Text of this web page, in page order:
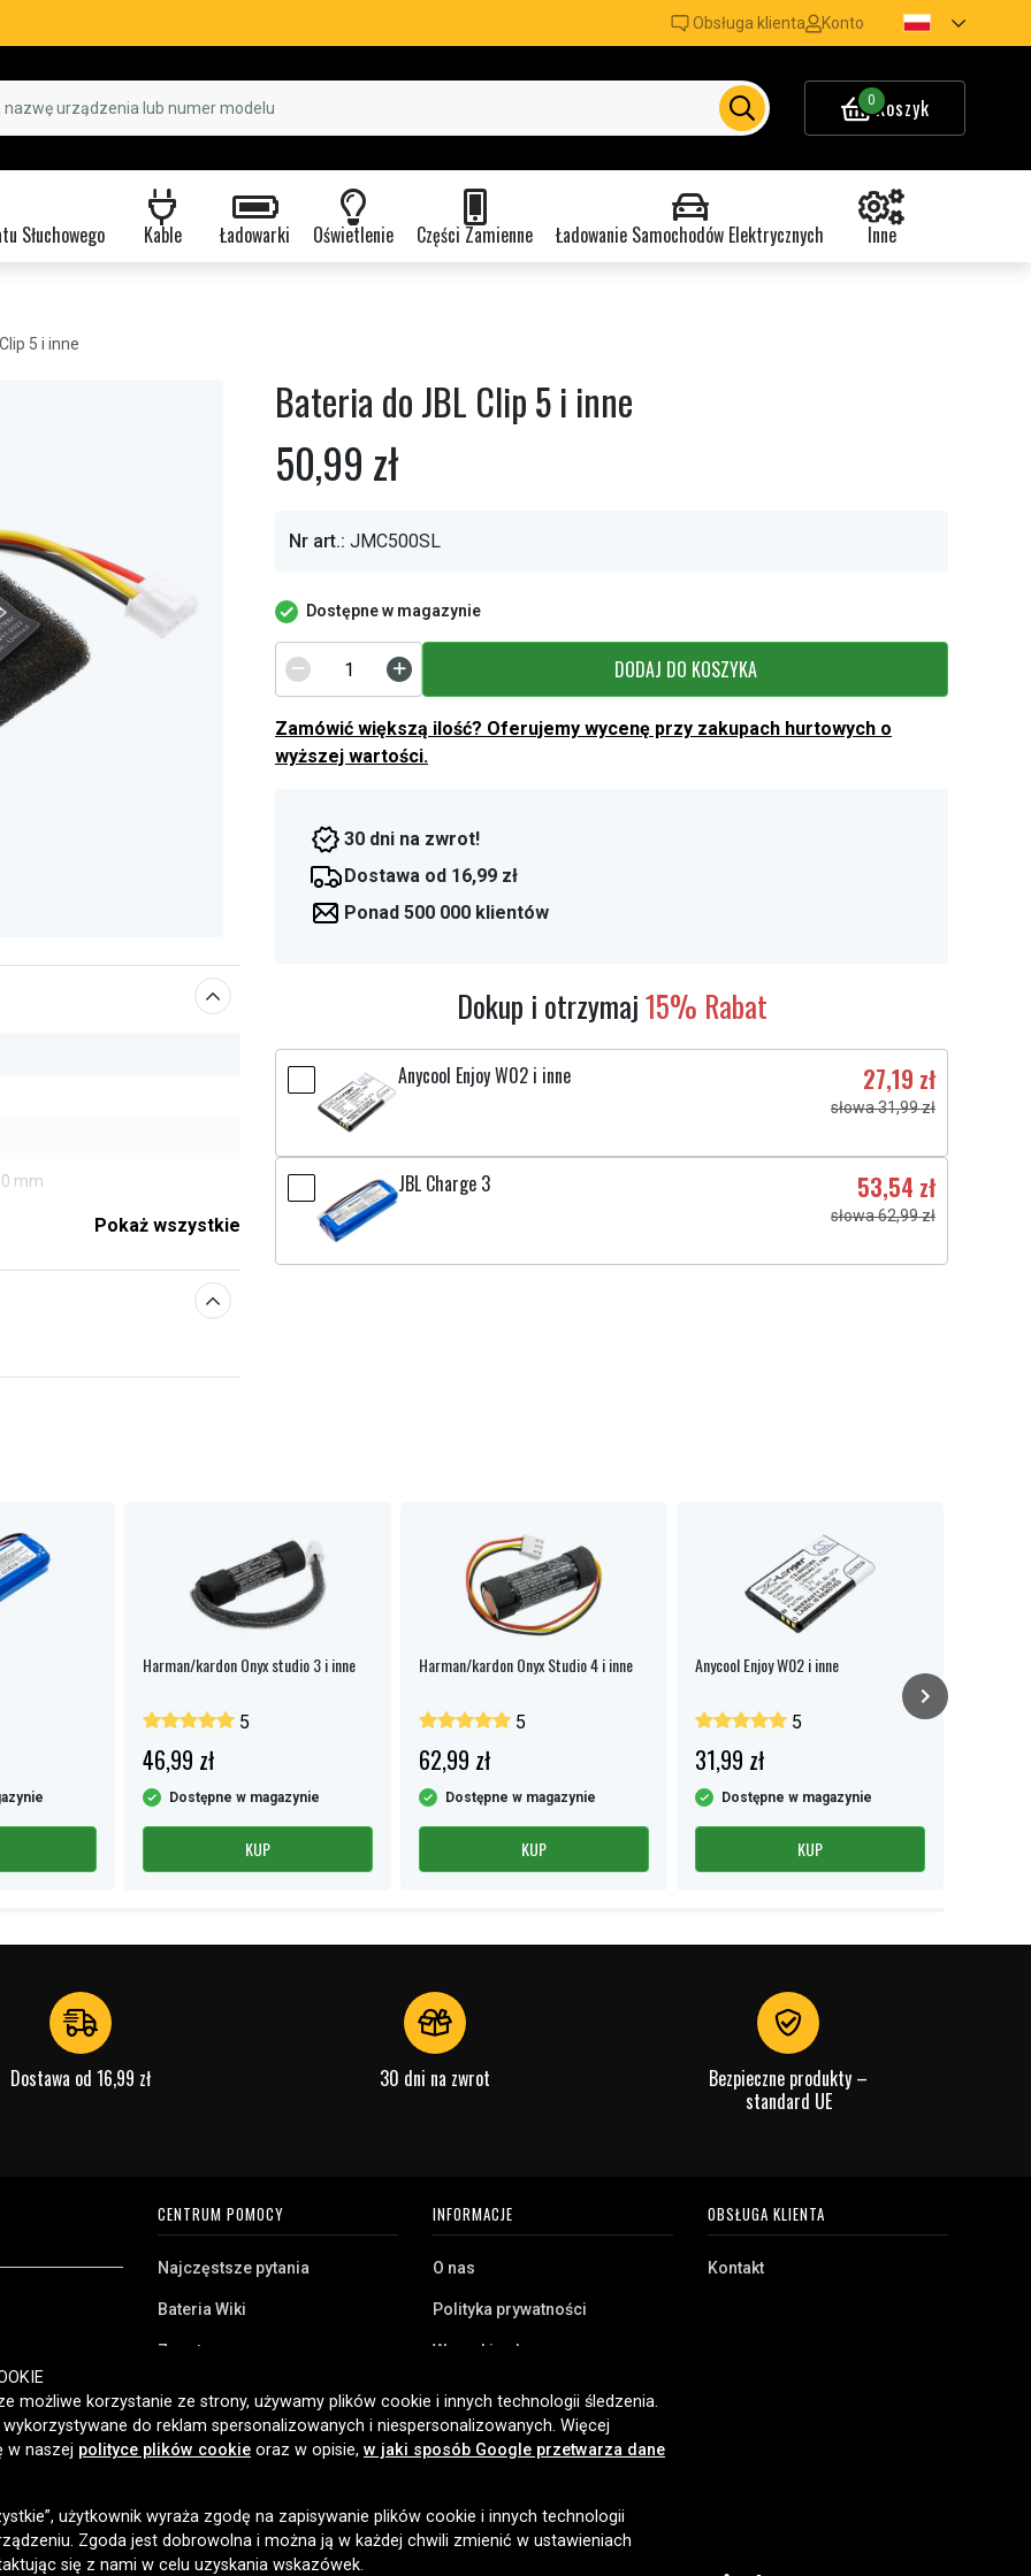
Obsługa klienta Konto
0Koszyk
Słuchowego Kable Ładowarki Oświetlenie Części Zamienne Ładowanie Samochodów Elektrycznych Inne
5 i inne
mm
Pokaż wszystkie
Bateria do JBL Clip 5 i inne
50,99 zł
Nr art.: JMC500SL
Dostępne w magazynie
DODAJ DO KOSZYKA
Zamówić większą ilość? Oferujemy wycenę przy zakupach hurtowych o
wyższej wartości.
30 dni na zwrot!
Dostawa od 16,99 zł
Ponad 500 000 klientów
Dokup i otrzymaj15% Rabat
Anycool Enjoy W02 i inne 27,19 zł
słowa 31,99 zł
JBL Charge 3 53,54 zł
słowa 62,99 zł
Harman/kardon Onyx studio 3 i inne
5
46,99 zł
Dostępne w magazynie
KUP
Harman/kardon Onyx Studio 4 i inne
5
62,99 zł
Dostępne w magazynie
KUP
Anycool Enjoy W02 i inne
5
31,99 zł
Dostępne w magazynie
KUP
Dostawa od 16,99 zł 30 dni na zwrot
Bezpieczne produkty –
standard UE
naszą szeroką
domowego,
klientom w
dostawę i
roku.
CENTRUM POMOCY
Najczęstsze pytania
Bateria Wiki
Zwrot
Klient biznesowy
Jaką baterię posiadam?
INFORMACJE
O nas
Polityka prywatności
Warunki zakupu
Pliki cookie
OBSŁUGA KLIENTA
Kontakt
OPCJE DOSTAWY
możliwe korzystanie ze strony, używamy plików cookie i innych technologii śledzenia.
do reklam spersonalizowanych i niespersonalizowanych. Więcej
w naszej polityce plików cookie oraz w opisie, w jaki sposób Google przetwarza dane
użytkownik wyraża zgodę na zapisywanie plików cookie i innych technologii
Zgoda jest dobrowolna i można ją w każdej chwili zmienić w ustawieniach
się z nami w celu uzyskania wskazówek.